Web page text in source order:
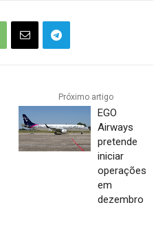
Próximo artigo
EGO
Airways
pretende
iniciar
operações
em
dezembro